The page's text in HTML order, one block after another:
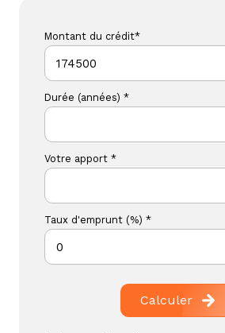
Montant du crédit*
Durée (années) *
Votre apport *
Taux d'emprunt (%) *
Calculer